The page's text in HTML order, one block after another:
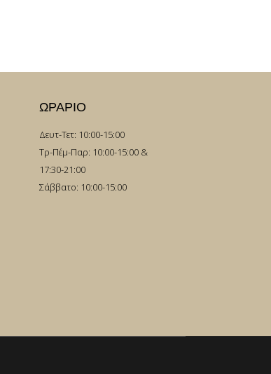
ΩΡΑΡΙΟ
Δευτ-Τετ: 10:00-15:00
Τρ-Πέμ-Παρ: 10:00-15:00 &
17:30-21:00
Σάββατο: 10:00-15:00